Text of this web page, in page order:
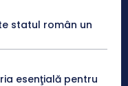
statul român un
esenţială pentru